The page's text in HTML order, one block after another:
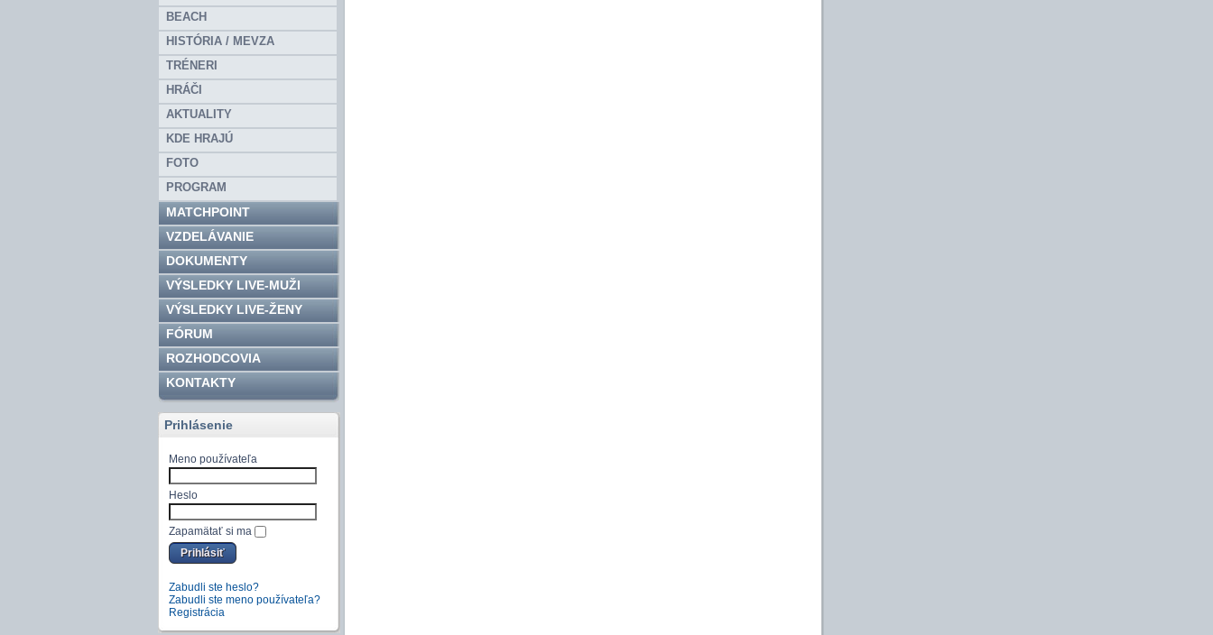
BEACH
HISTÓRIA / MEVZA
TRÉNERI
HRÁČI
AKTUALITY
KDE HRAJÚ
FOTO
PROGRAM
MATCHPOINT
VZDELÁVANIE
DOKUMENTY
VÝSLEDKY LIVE-MUŽI
VÝSLEDKY LIVE-ŽENY
FÓRUM
ROZHODCOVIA
KONTAKTY
Prihlásenie
Meno používateľa
Heslo
Zapamätať si ma
Zabudli ste heslo?
Zabudli ste meno používateľa?
Registrácia